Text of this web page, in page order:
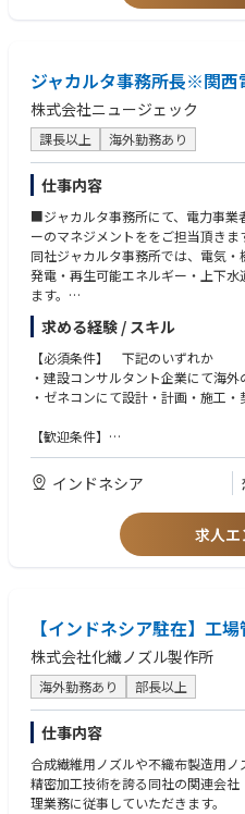
ジャカルタ事務所長※関
株式会社ニュージェック
課長以上 海外勤務あり
仕事内容
■ジャカルタ事務所にて、電力事業
ーのマネジメントををご担当頂きま
同社ジャカルタ事務所では、電気
発電・再生可能エネルギー・上下
ます。
今後は、土木分野として、河川・ダ
分野などの受注も考えております。
※ビザが整い次第、ジャカルタに駐
求める経験 / スキル
【必須条件】 下記のいずれか
・建設コンサルタント企業にて海
・ゼネコンにて設計・計画・施工
【歓迎条件】
・各分野における技術士等の有資格
・JICA事業・借款事業関連の技術業
・ビジネス対応可能な英語力
インドネシア
求人エ
【インドネシア駐在】工
株式会社化繊ノズル製作所
海外勤務あり 部長以上
仕事内容
合成繊維用ノズルや不織布製造用
精密加工技術を誇る同社の関連会社
理業務に従事していただきます。